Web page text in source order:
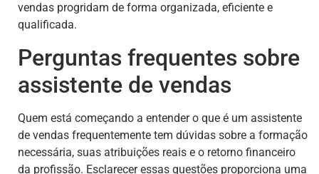
vendas progridam de forma organizada, eficiente e
qualificada.
Perguntas frequentes sobre
assistente de vendas
Quem está começando a entender o que é um assistente
de vendas frequentemente tem dúvidas sobre a formação
necessária, suas atribuições reais e o retorno financeiro
da profissão. Esclarecer essas questões proporciona uma